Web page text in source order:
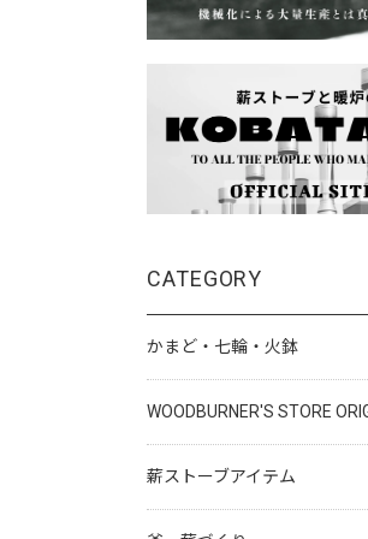
CATEGORY
かまど・七輪・火鉢
WOODBURNER'S STORE
薪ストーブアイテム